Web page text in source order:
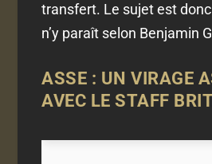
transfert. Le sujet est donc
n’y paraît selon Benjamin
ASSE : UN VIRAGE
AVEC LE STAFF